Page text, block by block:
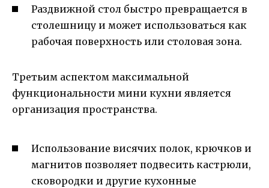
Раздвижной стол быстро превращается в
столешницу и может использоваться как
рабочая поверхность или столовая зона.
Третьим аспектом максимальной
функциональности мини кухни является
организация пространства.
Использование висячих полок, крючков и
магнитов позволяет подвесить кастрюли,
сковородки и другие кухонные